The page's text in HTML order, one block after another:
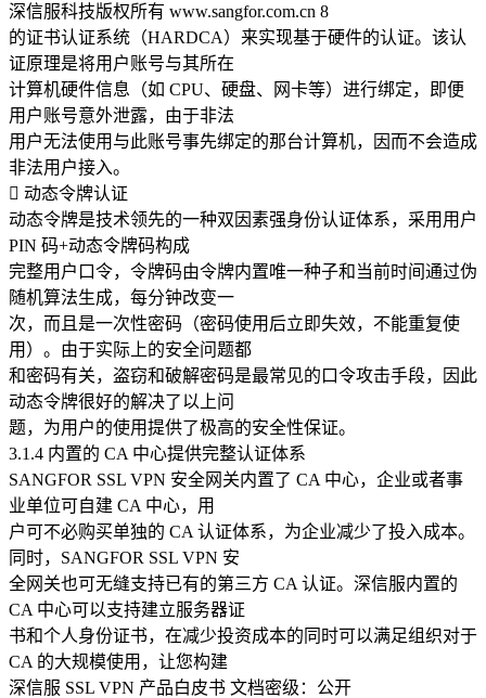
深信服科技版权所有 www.sangfor.com.cn 8
的证书认证系统（HARDCA）来实现基于硬件的认证。该认
证原理是将用户账号与其所在
计算机硬件信息（如 CPU、硬盘、网卡等）进行绑定，即便
用户账号意外泄露，由于非法
用户无法使用与此账号事先绑定的那台计算机，因而不会造成
非法用户接入。
 动态令牌认证
动态令牌是技术领先的一种双因素强身份认证体系，采用用户
PIN 码+动态令牌码构成
完整用户口令，令牌码由令牌内置唯一种子和当前时间通过伪
随机算法生成，每分钟改变一
次，而且是一次性密码（密码使用后立即失效，不能重复使
用）。由于实际上的安全问题都
和密码有关，盗窃和破解密码是最常见的口令攻击手段，因此
动态令牌很好的解决了以上问
题，为用户的使用提供了极高的安全性保证。
3.1.4 内置的 CA 中心提供完整认证体系
SANGFOR SSL VPN 安全网关内置了 CA 中心，企业或者事
业单位可自建 CA 中心，用
户可不必购买单独的 CA 认证体系，为企业减少了投入成本。
同时，SANGFOR SSL VPN 安
全网关也可无缝支持已有的第三方 CA 认证。深信服内置的
CA 中心可以支持建立服务器证
书和个人身份证书，在减少投资成本的同时可以满足组织对于
CA 的大规模使用，让您构建
深信服 SSL VPN 产品白皮书 文档密级：公开